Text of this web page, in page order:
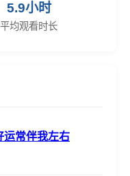
5.9小时
平均观看时长
运常伴我左右